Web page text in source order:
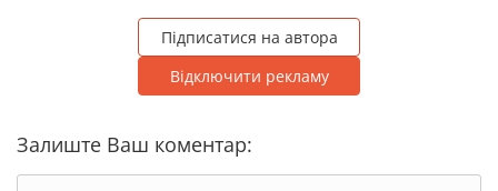
Підписатися на автора
Відключити рекламу
Залиште Ваш коментар: